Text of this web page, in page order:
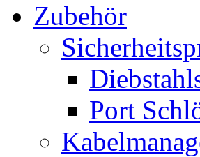
Zubehör
Port